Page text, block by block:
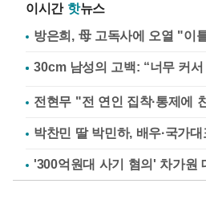
이시간 핫뉴스
방은희, 母 고독사에 오열 "이
전현무 "전 연인 집착·통제에
박찬민 딸 박민하, 배우·국가
'300억원대 사기 혐의' 차가원